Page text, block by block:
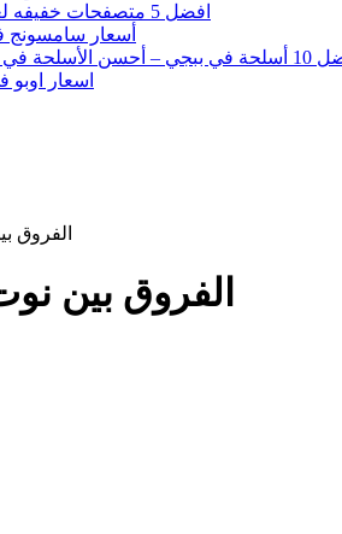
افضل 5 متصفحات خفيفه لعام 2023 للأندرويد
أسعار سامسونج في
الأسلحة في ببجي موبايل 2023
اسعار اوبو
الفروق بين
الفروق بين نوت9 و نوت